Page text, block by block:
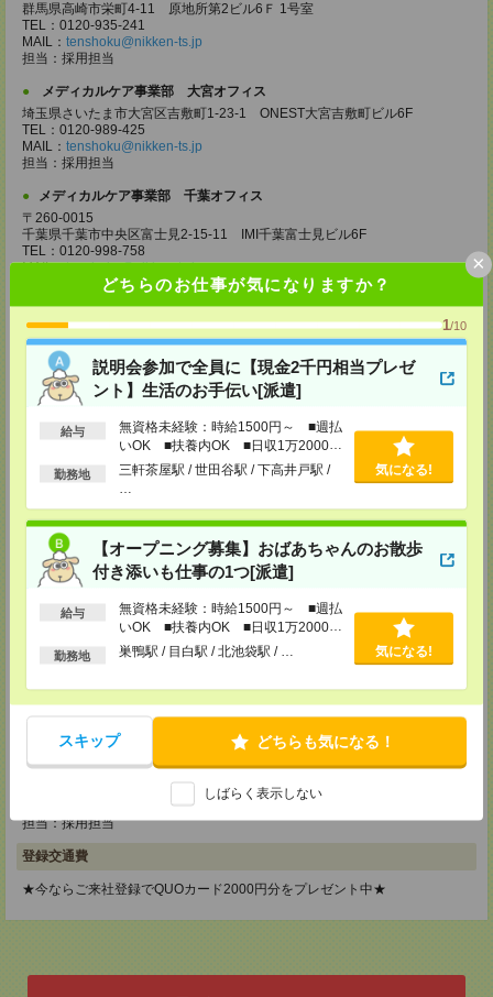
どちらのお仕事が気になりますか？
1/10
説明会参加で全員に【現金2千円相当プレゼ
ント】生活のお手伝い[派遣]
給与
無資格未経験：時給1500円～ ■週払
いOK ■扶養内OK ■日収1万2000円
以上
勤務地
三軒茶屋駅 / 世田谷駅 / 下高井戸駅 /
気になる!
【オープニング募集】おばあちゃんのお散歩
付き添いも仕事の1つ[派遣]
給与
無資格未経験：時給1500円～ ■週払
いOK ■扶養内OK ■日収1万2000円
以上
勤務地 巣鴨駅 / 目白駅 / 北池袋駅 / … 気になる!
スキップ どちらも気になる！
しばらく表示しない
×
群馬県高崎市栄町4-11 原地所第2ビル6Ｆ 1号室
TEL：0120-935-241
MAIL： tenshoku@nikken-ts.jp
担当：採用担当
メディカルケア事業部 大宮オフィス
埼玉県さいたま市大宮区吉敷町1-23-1 ONEST大宮吉敷町ビル6F
TEL：0120-989-425
MAIL： tenshoku@nikken-ts.jp
担当：採用担当
メディカルケア事業部 千葉オフィス
〒260-0015
千葉県千葉市中央区富士見2-15-11 IMI千葉富士見ビル6F
TEL：0120-998-758
MAIL：tenshoku@nikken-ts.jp
担当：採用担当
千葉県柏市末広町5-19 第12関口ビル7F 705号室
TEL：0120-935-218
MAIL：tenshoku@nikken-ts.jp
担当：採用担当
メディカルケア事業部 新宿オフィス
東京都新宿区新宿2-3-10 新宿御苑ビル6階
TEL：0120-457-235
MAIL：tenshoku@nikken-ts.jp
メディカルケア事業部 立川事業所
東京都立川市錦町1-12-14
TEL：0120-934-200
MAIL：tenshoku@nikken-ts.jp
メディカルケア事業部 町田オフィス
東京都町田市森野1-7-23 大樹生命町田ビル6F
MAIL：tenshoku@nikken-ts.jp
担当：採用担当
メディカルケア事業部 横浜オフィス
tenshoku@nikken-ts.jp
担当：採用担当
登録交通費
★今ならご来社登録でQUOカード2000円分をプレゼント中★